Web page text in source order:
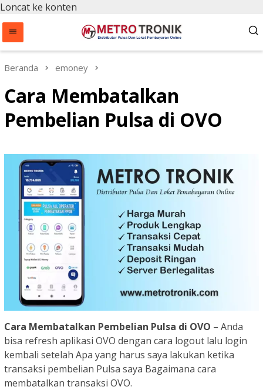
Loncat ke konten
Beranda emoney
Cara Membatalkan
Pembelian Pulsa di OVO
Cara Membatalkan Pembelian Pulsa di OVO – Anda
bisa refresh aplikasi OVO dengan cara logout lalu login
kembali setelah Apa yang harus saya lakukan ketika
transaksi pembelian Pulsa saya Bagaimana cara
membatalkan transaksi OVO.